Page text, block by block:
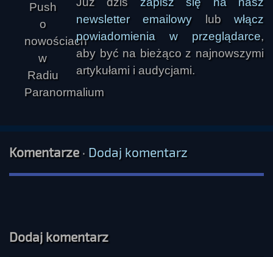
newsletter emailowy lubwłącz
powiadomienia w przeglądarce,
aby być na bieżąco z najnowszymi
artykułami i audycjami.
Komentarze· Dodaj komentarz
Dodaj komentarz